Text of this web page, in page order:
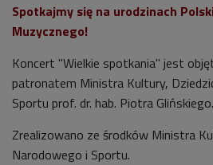
Spotkajmy się na urodzinach
Muzycznego!
Koncert "Wielkie spotkania" jest
patronatem Ministra Kultury,
Sportu prof. dr. hab. Piotra Glińskiego.
Zrealizowano ze środków Ministra
Narodowego i Sportu.